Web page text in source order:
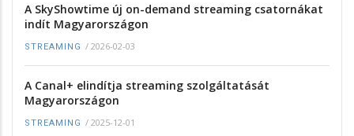
A SkyShowtime új on-demand streaming csatornákat
indít Magyarországon
STREAMING / 2026-02-03
A Canal+ elindítja streaming szolgáltatását
Magyarországon
STREAMING / 2025-12-01